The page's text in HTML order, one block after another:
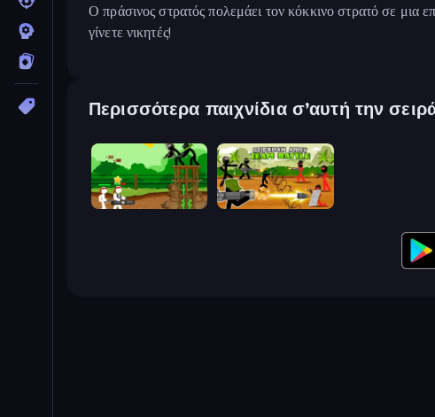
Ο πράσινος στρατός πολεμάει τον κόκκινο στρατό σε μια
γίνετε νικητές!
Περισσότερα παιχνίδια σ’αυτή την
Stickman Army: The Resistance Stickman Army: Team Battle